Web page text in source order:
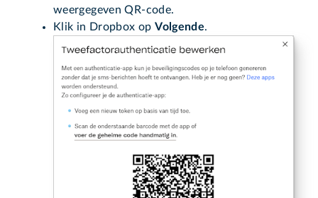
weergegeven QR-code.
Klik in Dropbox opVolgende.